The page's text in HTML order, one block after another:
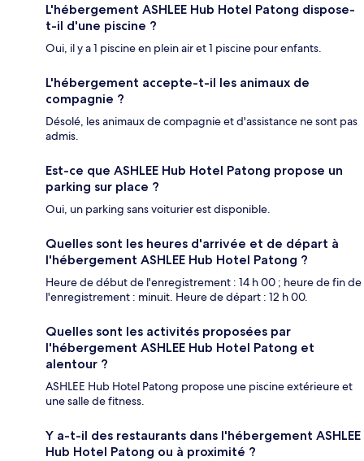
L'hébergement ASHLEE Hub Hotel Patong dispose-
t-il d'une piscine ?
Oui, il y a 1 piscine en plein air et 1 piscine pour enfants.
L'hébergement accepte-t-il les animaux de
compagnie ?
Désolé, les animaux de compagnie et d'assistance ne sont pas
admis.
Est-ce que ASHLEE Hub Hotel Patong propose un
parking sur place ?
Oui, un parking sans voiturier est disponible.
Quelles sont les heures d'arrivée et de départ à
l'hébergement ASHLEE Hub Hotel Patong ?
Heure de début de l'enregistrement : 14 h 00 ; heure de fin de
l'enregistrement : minuit. Heure de départ : 12 h 00.
Quelles sont les activités proposées par
l'hébergement ASHLEE Hub Hotel Patong et
alentour ?
ASHLEE Hub Hotel Patong propose une piscine extérieure et
une salle de fitness.
Y a-t-il des restaurants dans l'hébergement ASHLEE
Hub Hotel Patong ou à proximité ?